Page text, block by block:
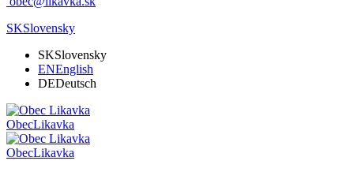
SKSlovensky
SKSlovensky
ENEnglish
DEDeutsch
ObecLikavka
ObecLikavka